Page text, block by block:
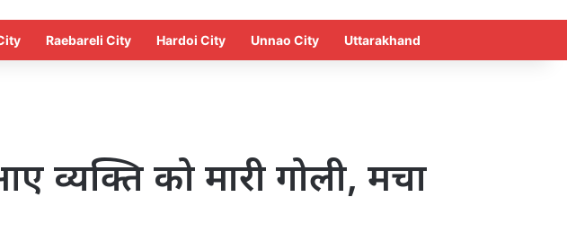
Raebareli City Hardoi City Unnao City Uttarakhand
व्यक्ति को मारी गोली, मचा